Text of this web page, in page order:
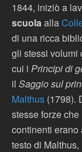
1844, iniziò a
scuolaalla
di una ricca
gli stessi volumi
cui i Principi di
il Saggio sul
Malthus (1798).
stesse forze
continenti erano
testo di